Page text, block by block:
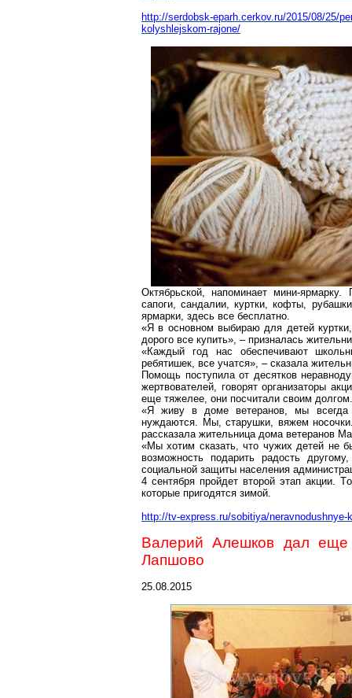
http://serdobsk-eparh.cerkov.ru/2015/08/25/
kolyshlejskom-rajone/
Октябрьской, напоминает мини-
сапоги, сандалии, куртки, кофты,
ярмарки, здесь все бесплатно.
«Я в основном выбираю для детей
дорого все купить», – призналась
«Каждый год нас обеспечивают
ребятишек, все учатся», – сказала
Помощь поступила от десятков
жертвователей, говорят организаторы
еще тяжелее, они посчитали своим долгом.
«Я живу в доме ветеранов, мы всегда
нуждаются. Мы, старушки, вяжем
рассказала жительница дома ветеранов
«Мы хотим сказать, что чужих детей не
возможность подарить радость
социальной защиты населения
4 сентября пройдет второй этап акции.
которые пригодятся зимой.
http://tv-express.ru/sobitiya/
Валерий Алешков дал еще
Лапшово
25.08.2015